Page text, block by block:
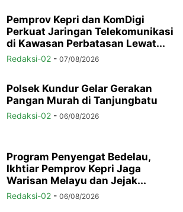
Pemprov Kepri dan KomDigi
Perkuat Jaringan Telekomunikasi
di Kawasan Perbatasan Lewat...
Redaksi-02 - 07/08/2026
Polsek Kundur Gelar Gerakan
Pangan Murah di Tanjungbatu
Redaksi-02 - 06/08/2026
Program Penyengat Bedelau,
Ikhtiar Pemprov Kepri Jaga
Warisan Melayu dan Jejak...
Redaksi-02 - 06/08/2026